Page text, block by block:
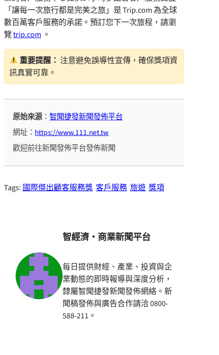
「讓每一次旅行都是完美之旅」是 Trip.com 為全球
數百萬客戶服務的承諾。預訂您下一次旅程，請瀏
覽trip.com 。
重要提醒： 注意避免誤導性宣傳，確保獎項資
訊真實可靠。
原始來源：智聞捷發新聞發佈平台
網址： https://www.111.net.tw
歡迎前往新聞發佈平台發佈新聞
Tags: 國際傑出顧客服務獎 客戶服務 旅遊 獎項
智經濟・商業新聞平台
每日提供財經、產業、投資與企
業動態的即時報導與深度分析，
隸屬智聞捷發新聞發佈網絡。新
聞稿發佈與廣告合作請洽 0800-
588-211。